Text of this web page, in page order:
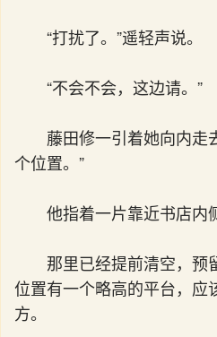
“打扰了。”遥轻声说。
“不会不会，这边请。”
藤田修一引着她向内走
个位置。”
他指着一片靠近书店内
那里已经提前清空，预
位置有一个略高的平台，应
方。